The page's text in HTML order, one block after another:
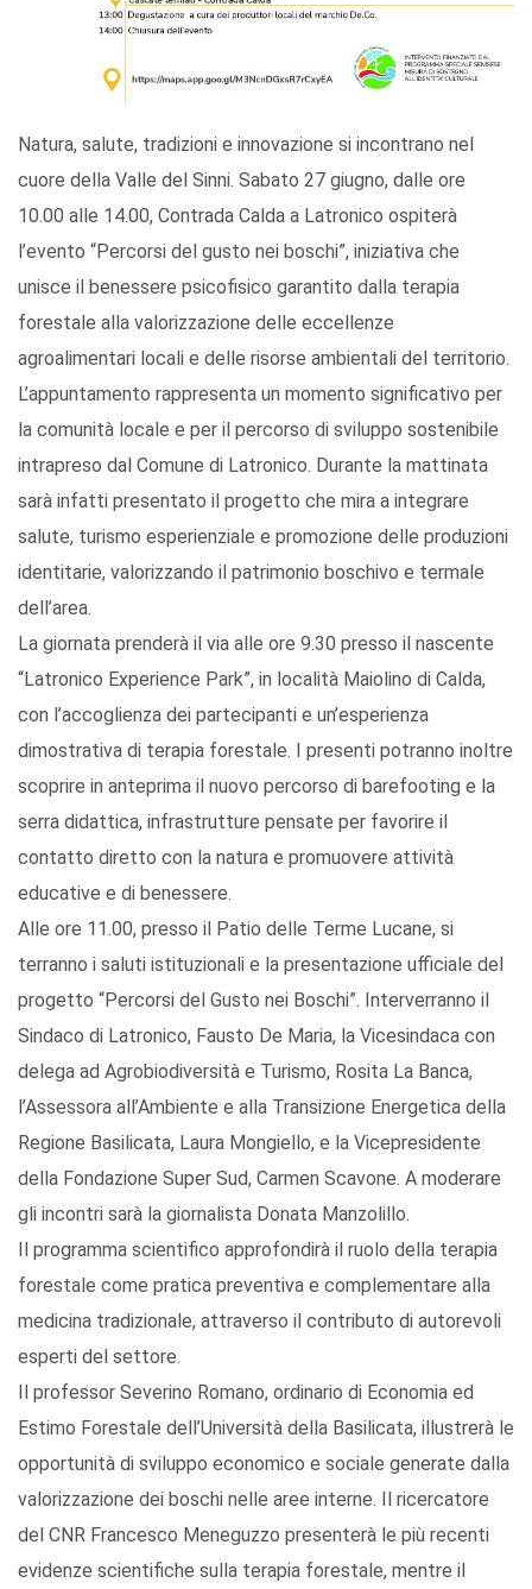
Natura, salute, tradizioni e innovazione si incontrano nel
cuore della Valle del Sinni. Sabato 27 giugno, dalle ore
10.00 alle 14.00, Contrada Calda a Latronico ospiterà
l’evento “Percorsi del gusto nei boschi”, iniziativa che
unisce il benessere psicofisico garantito dalla terapia
forestale alla valorizzazione delle eccellenze
agroalimentari locali e delle risorse ambientali del territorio.
L’appuntamento rappresenta un momento significativo per
la comunità locale e per il percorso di sviluppo sostenibile
intrapreso dal Comune di Latronico. Durante la mattinata
sarà infatti presentato il progetto che mira a integrare
salute, turismo esperienziale e promozione delle produzioni
identitarie, valorizzando il patrimonio boschivo e termale
dell’area.
La giornata prenderà il via alle ore 9.30 presso il nascente
“Latronico Experience Park”, in località Maiolino di Calda,
con l’accoglienza dei partecipanti e un’esperienza
dimostrativa di terapia forestale. I presenti potranno inoltre
scoprire in anteprima il nuovo percorso di barefooting e la
serra didattica, infrastrutture pensate per favorire il
contatto diretto con la natura e promuovere attività
educative e di benessere.
Alle ore 11.00, presso il Patio delle Terme Lucane, si
terranno i saluti istituzionali e la presentazione ufficiale del
progetto “Percorsi del Gusto nei Boschi”. Interverranno il
Sindaco di Latronico, Fausto De Maria, la Vicesindaca con
delega ad Agrobiodiversità e Turismo, Rosita La Banca,
l’Assessora all’Ambiente e alla Transizione Energetica della
Regione Basilicata, Laura Mongiello, e la Vicepresidente
della Fondazione Super Sud, Carmen Scavone. A moderare
gli incontri sarà la giornalista Donata Manzolillo.
Il programma scientifico approfondirà il ruolo della terapia
forestale come pratica preventiva e complementare alla
medicina tradizionale, attraverso il contributo di autorevoli
esperti del settore.
Il professor Severino Romano, ordinario di Economia ed
Estimo Forestale dell’Università della Basilicata, illustrerà le
opportunità di sviluppo economico e sociale generate dalla
valorizzazione dei boschi nelle aree interne. Il ricercatore
del CNR Francesco Meneguzzo presenterà le più recenti
evidenze scientifiche sulla terapia forestale, mentre il